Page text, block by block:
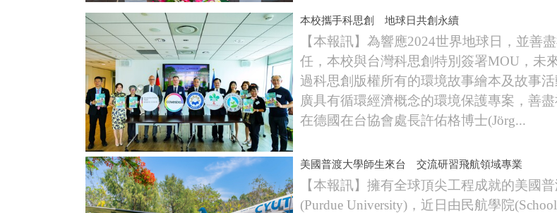
本校攜手科思創 地球日共創永續
【本報訊】為響應2024世界地球日，並善
任，本校與台灣科思創特別簽署MOU，未
過科思創版權所有的環境故事繪本及故事
廣具有循環經濟概念的環境保護專案，善盡
在德國在台協會處長許佑格博士(Jörg...
美國普渡大學師生來台 交流研習飛航領域專業
【本報訊】擁有全球頂尖工程成就的美國
(Purdue University)，近日由民航學院